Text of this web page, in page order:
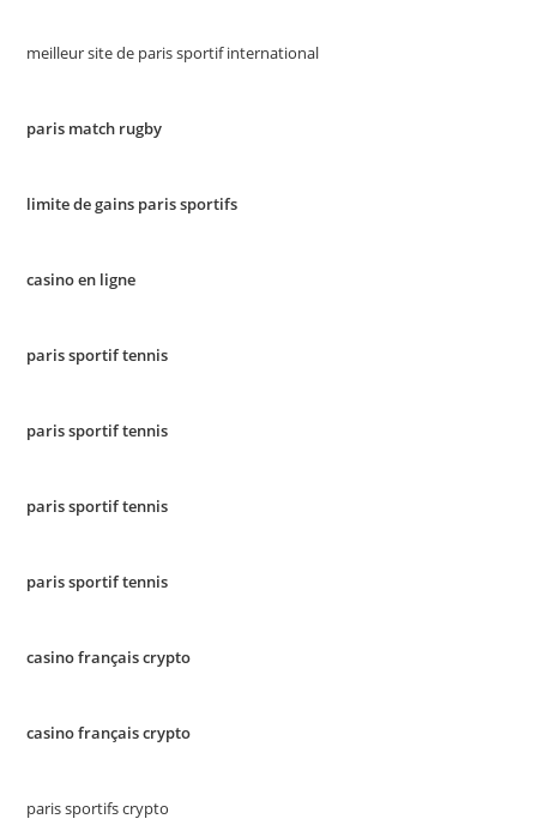
meilleur site de paris sportif international
paris match rugby
limite de gains paris sportifs
casino en ligne
paris sportif tennis
paris sportif tennis
paris sportif tennis
paris sportif tennis
casino français crypto
casino français crypto
paris sportifs crypto